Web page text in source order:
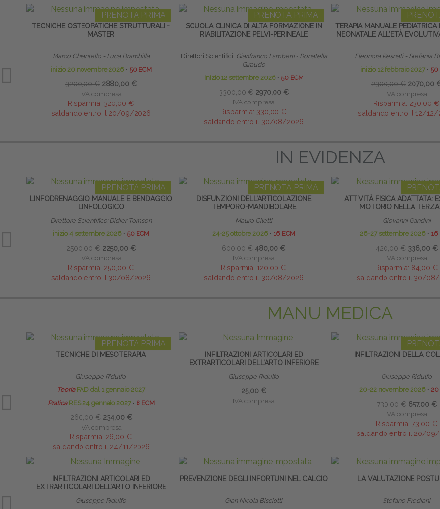
PRENOTA PRIMA
TECNICHE OSTEOPATICHE STRUTTURALI -
MASTER
Marco Chiantello - Luca Brambilla
inizio 20 novembre 2026 ∙ 50 ECM
3200,00 € 2880,00 €
IVA compresa
Risparmia: 320,00 €
saldando entro il 20/09/2026
PRENOTA PRIMA
SCUOLA CLINICA DI ALTA FORMAZIONE IN
RIABILITAZIONE PELVI-PERINEALE
Direttori Scientifici: Gianfranco Lamberti ∙ Donatella
Giraudo
inizio 12 settembre 2026 ∙ 50 ECM
3300,00 € 2970,00 €
IVA compresa
Risparmia: 330,00 €
saldando entro il 30/08/2026
TERAPIA MANUALE PEDIATRICA
NEONATALE ALL’ETÀ
Eleonora Resnati - Stefania
inizio 12 febbraio 2027 ∙ 50
2300,00 € 2070,00
IVA compresa
Risparmia: 230,00 €
saldando entro il 12/12/
IN EVIDENZA
PRENOTA PRIMA
LINFODRENAGGIO MANUALE E BENDAGGIO
LINFOLOGICO
Direttore Scientifico: Didier Tomson
inizio 4 settembre 2026 ∙ 50 ECM
2500,00 € 2250,00 €
IVA compresa
Risparmia: 250,00 €
saldando entro il 30/08/2026
PRENOTA PRIMA
DISFUNZIONI DELL’ARTICOLAZIONE
TEMPORO-MANDIBOLARE
Mauro Ciletti
24-25 ottobre 2026 ∙ 16 ECM
600,00 € 480,00 €
IVA compresa
Risparmia: 120,00 €
saldando entro il 30/08/2026
ATTIVITÀ FISICA ADATTATA:
MOTORIO NELLA TERZA
Giovanni Gandini
26-27 settembre 2026 ∙ 16
420,00 € 336,00 €
IVA compresa
Risparmia: 84,00 €
saldando entro il 30/08/
MANU MEDICA
PRENOTA PRIMA
TECNICHE DI MESOTERAPIA
Giuseppe Ridulfo
Teoria FAD dal 1 gennaio 2027
PraticaRES 24 gennaio 2027 ∙ 8 ECM
260,00 € 234,00 €
IVA compresa
Risparmia: 26,00 €
saldando entro il 24/11/2026
INFILTRAZIONI ARTICOLARI ED
EXTRARTICOLARI DELL’ARTO INFERIORE
Giuseppe Ridulfo
25,00 €
IVA compresa
INFILTRAZIONI DELLA
Giuseppe Ridulfo
20-22 novembre 2026 ∙ 20
730,00 € 657,00 €
IVA compresa
Risparmia: 73,00 €
saldando entro il 20/09/
INFILTRAZIONI ARTICOLARI ED
EXTRARTICOLARI DELL’ARTO INFERIORE
Giuseppe Ridulfo
PREVENZIONE DEGLI INFORTUNI NEL CALCIO
Gian Nicola Bisciotti
LA VALUTAZIONE
Stefano Frediani